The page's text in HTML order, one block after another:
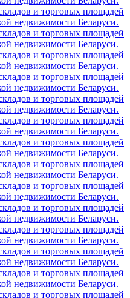
и торговых площадей
недвижимости Беларуси.
и торговых площадей
недвижимости Беларуси.
и торговых площадей
недвижимости Беларуси.
и торговых площадей
недвижимости Беларуси.
и торговых площадей
недвижимости Беларуси.
и торговых площадей
недвижимости Беларуси.
и торговых площадей
недвижимости Беларуси.
и торговых площадей
недвижимости Беларуси.
и торговых площадей
недвижимости Беларуси.
и торговых площадей
недвижимости Беларуси.
и торговых площадей
недвижимости Беларуси.
и торговых площадей
недвижимости Беларуси.
и торговых площадей
недвижимости Беларуси.
и торговых площадей